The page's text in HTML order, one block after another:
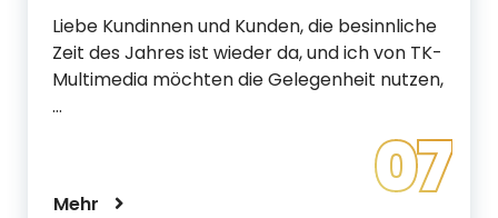
Liebe Kundinnen und Kunden, die besinnliche
Zeit des Jahres ist wieder da, und ich von TK-
Multimedia möchten die Gelegenheit nutzen,
…
Mehr 07